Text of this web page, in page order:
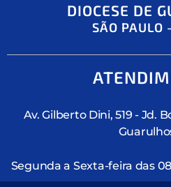
DIOCESE DE
SÃO PAULO
Av. Gilberto Dini, 519 - Jd.
Segunda a Sexta-feira das